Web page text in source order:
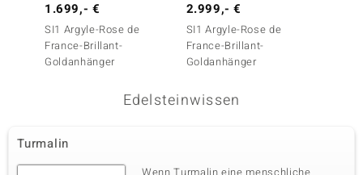
Vierter Edelstein
Edelsteinvarietät
Nigerianischer Pinkfarbener
Turmalin
Anzahl und Größe
1 à 1,8 mm
Rundschliff
Krappenfassung
1.699,- €
SI1 Argyle-Rose de
France-Brillant-
Goldanhänger
2.999,- €
SI1 Argyle-Rose de
France-Brillant-
Goldanhänger
Edelsteinwissen
Turmalin